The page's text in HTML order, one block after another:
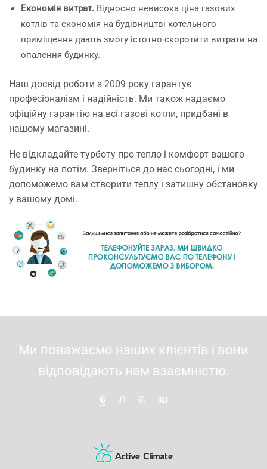
Економія витрат. Відносно невисока ціна газових
котлів та економія на будівництві котельного
приміщення дають змогу істотно скоротити витрати на
опалення будинку.
Наш досвід роботи з 2009 року гарантує
професіоналізм і надійність. Ми також надаємо
офіційну гарантію на всі газові котли, придбані в
нашому магазині.
Не відкладайте турботу про тепло і комфорт вашого
будинку на потім. Зверніться до нас сьогодні, і ми
допоможемо вам створити теплу і затишну обстановку
у вашому домі.
Ми поважаємо наших клієнтів і вони
відповідають нам взаємністю.